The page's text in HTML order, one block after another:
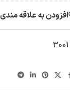
افزودن به علاقه مندی
3001